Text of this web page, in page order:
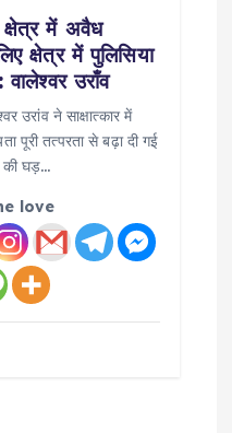
क्षेत्र में अवैध
क्षेत्र में पुलिसिया
उराँव
उरांव ने साक्षात्कार में
पूरी तत्परता से बढ़ा दी गई
की घड़…
love